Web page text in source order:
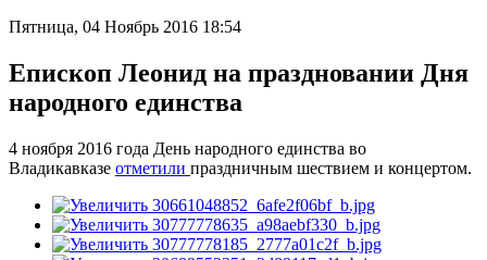
Пятница, 04 Ноябрь 2016 18:54
Епископ Леонид на праздновании Дня
народного единства
4 ноября 2016 года День народного единства во
Владикавказе отметили праздничным шествием и концертом.